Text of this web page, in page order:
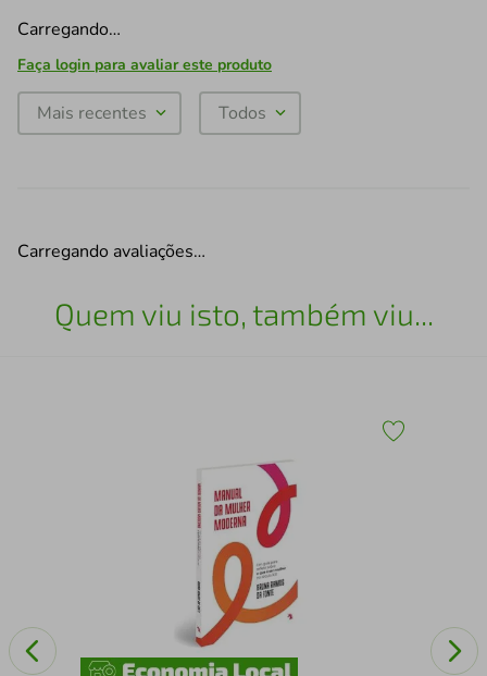
Carregando…
Faça login para avaliar este produto
Mais recentes Todos
Carregando avaliações…
Quem viu isto, também viu...